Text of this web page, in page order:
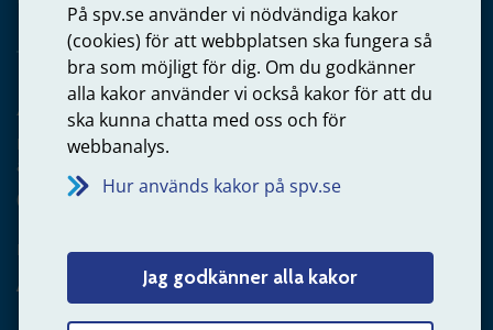
På spv.se använder vi nödvändiga kakor
(cookies) för att webbplatsen ska fungera så
bra som möjligt för dig. Om du godkänner
alla kakor använder vi också kakor för att du
ska kunna chatta med oss och för
webbanalys.
Hur används kakor på spv.se
Jag godkänner alla kakor
Arbetsgivare
Frågor om administration av tjänstepension från statlig
anställning
060-18 75 03
Kontakta oss
Arbetsgivare – skicka mejl till oss